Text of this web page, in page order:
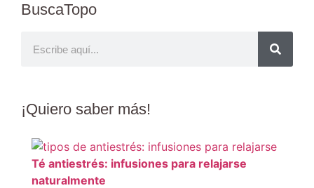
BuscaTopo
¡Quiero saber más!
Té antiestrés: infusiones para relajarse
naturalmente